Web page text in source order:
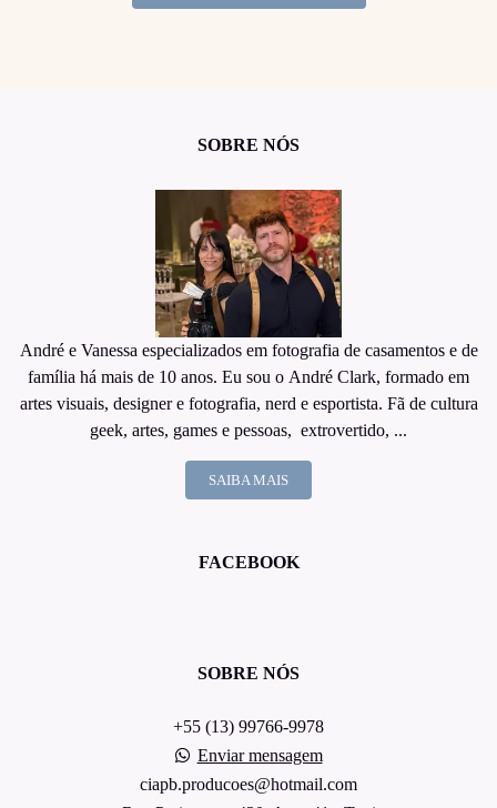
SOBRE NÓS
André e Vanessa especializados em fotografia de casamentos e de
família há mais de 10 anos. Eu sou o André Clark, formado em
artes visuais, designer e fotografia, nerd e esportista. Fã de cultura
geek, artes, games e pessoas, extrovertido, ...
SAIBA MAIS
FACEBOOK
SOBRE NÓS
+55 (13) 99766-9978
Enviar mensagem
ciapb.producoes@hotmail.com